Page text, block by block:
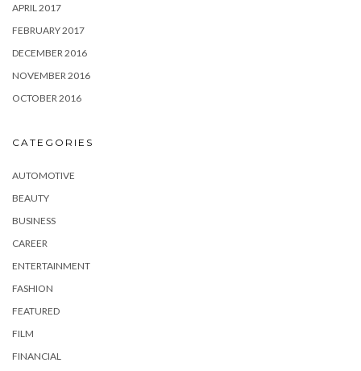
APRIL 2017
FEBRUARY 2017
DECEMBER 2016
NOVEMBER 2016
OCTOBER 2016
CATEGORIES
AUTOMOTIVE
BEAUTY
BUSINESS
CAREER
ENTERTAINMENT
FASHION
FEATURED
FILM
FINANCIAL